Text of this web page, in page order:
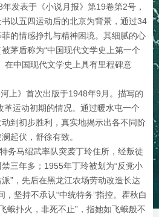
发表于《小说月报》第19卷第2号，
以五四运动后的北京为背景，通过34
的情感挣扎与精神困境。其细腻的心
茅盾称为“中国现代文学史上第一个
在中国现代文学史上具有里程碑意
上》首次出版于1948年9月。描写的
运动初期的情况。通过暖水屯一个
到初步胜利，真实地揭示出各不同阶
起伏，舒徐有致。
务马绍武率队突袭丁玲住所，经叛徒
三年多；1955年丁玲被划为“反党小
”，先后在黑龙江农场劳动改造长达
坚持不承认“中统特务”指控。瞿秋白
蛾扑火，非死不止”，指她如飞蛾般不